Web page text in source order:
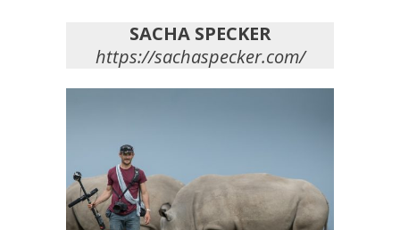
SACHA SPECKER
https://sachaspecker.com/